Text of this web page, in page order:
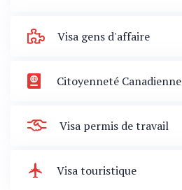
Visa gens d'affaire
Citoyenneté Canadienne
Visa permis de travail
Visa touristique